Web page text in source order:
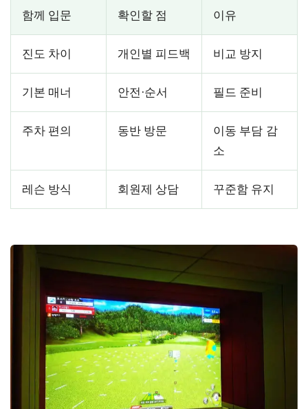
함께 입문 확인할 점 이유
진도 차이 개인별 피드백 비교 방지
기본 매너 안전·순서 필드 준비
주차 편의 동반 방문
이동 부담 감
소
레슨 방식 회원제 상담 꾸준함 유지